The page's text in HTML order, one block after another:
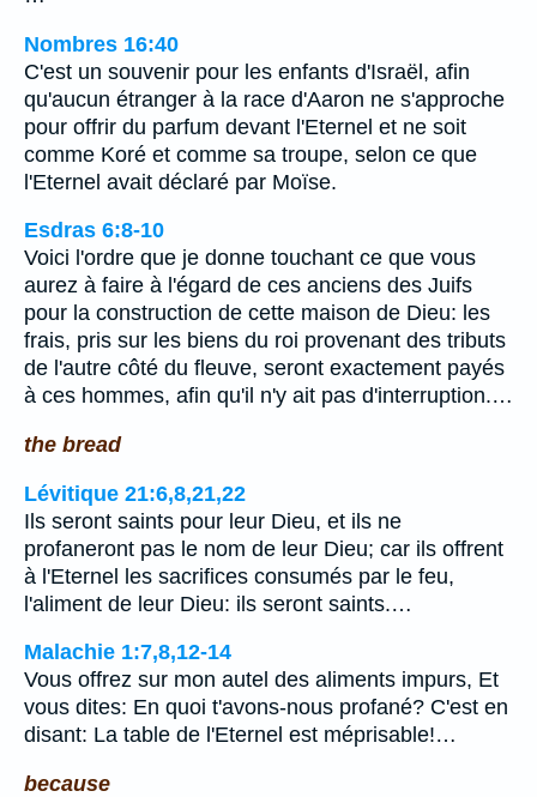
Nombres 16:40
C'est un souvenir pour les enfants d'Israël, afin
qu'aucun étranger à la race d'Aaron ne s'approche
pour offrir du parfum devant l'Eternel et ne soit
comme Koré et comme sa troupe, selon ce que
l'Eternel avait déclaré par Moïse.
Esdras 6:8-10
Voici l'ordre que je donne touchant ce que vous
aurez à faire à l'égard de ces anciens des Juifs
pour la construction de cette maison de Dieu: les
frais, pris sur les biens du roi provenant des tributs
de l'autre côté du fleuve, seront exactement payés
à ces hommes, afin qu'il n'y ait pas d'interruption.…
the bread
Lévitique 21:6,8,21,22
Ils seront saints pour leur Dieu, et ils ne
profaneront pas le nom de leur Dieu; car ils offrent
à l'Eternel les sacrifices consumés par le feu,
l'aliment de leur Dieu: ils seront saints.…
Malachie 1:7,8,12-14
Vous offrez sur mon autel des aliments impurs, Et
vous dites: En quoi t'avons-nous profané? C'est en
disant: La table de l'Eternel est méprisable!…
because